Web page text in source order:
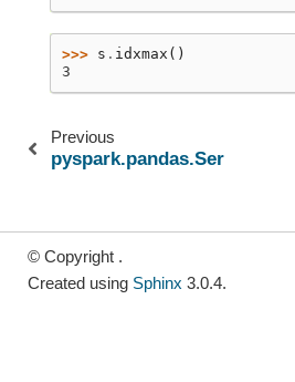
>>> s . idxmax ()
3
Previous
© Copyright .
Created using Sphinx 3.0.4.